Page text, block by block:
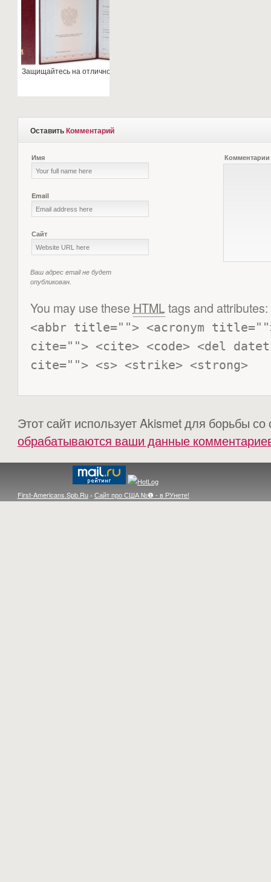
Защищайтесь на отлично
ОставитьКомментарий
Имя
Email
Сайт
Ваш адрес email не будет
опубликован.
Комментарии
You may use these HTMLtags and attributes:
<abbr title=""> <acronym
cite=""> <cite> <code> <del
cite=""> <s> <strike> <strong>
Этот сайт использует Akismet для борьбы
обрабатываются ваши данные
First-Americans.Spb.Ru› Сайт про США №❶ - в РУнете!